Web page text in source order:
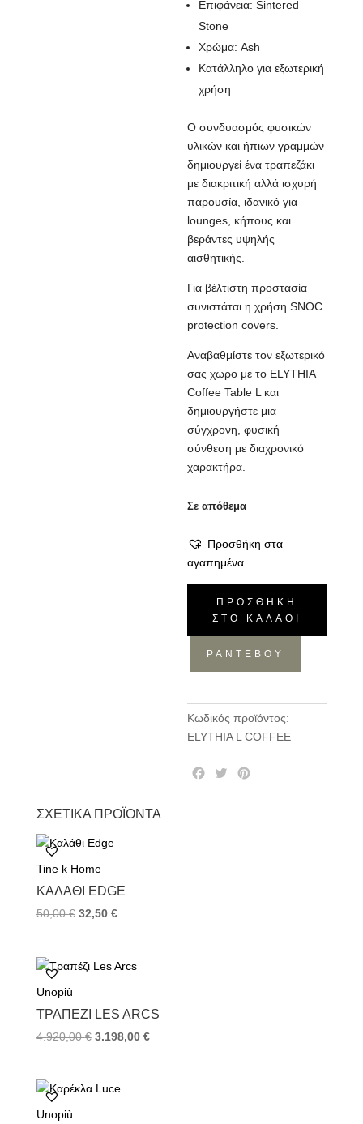
Επιφάνεια: Sintered
Stone
Χρώμα: Ash
Κατάλληλο για εξωτερική
χρήση
Ο συνδυασμός φυσικών
υλικών και ήπιων γραμμών
δημιουργεί ένα τραπεζάκι
με διακριτική αλλά ισχυρή
παρουσία, ιδανικό για
lounges, κήπους και
βεράντες υψηλής
αισθητικής.
Για βέλτιστη προστασία
συνιστάται η χρήση SNOC
protection covers.
Αναβαθμίστε τον εξωτερικό
σας χώρο με το ELYTHIA
Coffee Table L και
δημιουργήστε μια
σύγχρονη, φυσική
σύνθεση με διαχρονικό
χαρακτήρα.
Σε απόθεμα
Προσθήκη στα
αγαπημένα
Elythia
Ash,
ΠΡΟΣΘΉΚΗ
ΣΤΟ ΚΑΛΆΘΙ
ΡΑΝΤΕΒΟΥ
Κωδικός προϊόντος:
ELYTHIA L COFFEE
T
ΣΧΕΤΙΚΆ ΠΡΟΪΌΝΤΑ
Tine k Home
ΚΑΛΆΘΙ EDGE
50,00€ 32,50 €
Unopiù
TΡΑΠΈΖΙ LES ARCS
4.920,00€ 3.198,00 €
Unopiù